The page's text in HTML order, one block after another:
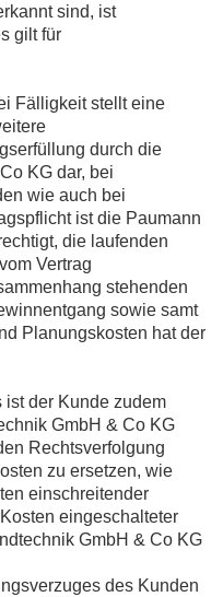
sind, ist
gilt für
Fälligkeit stellt eine
durch die
KG dar, bei
wie auch bei
ist die Paumann
die laufenden
Vertrag
stehenden
sowie samt
Planungskosten hat der
der Kunde zudem
GmbH & Co KG
Rechtsverfolgung
zu ersetzen, wie
einschreitender
eingeschalteter
GmbH & Co KG
des Kunden